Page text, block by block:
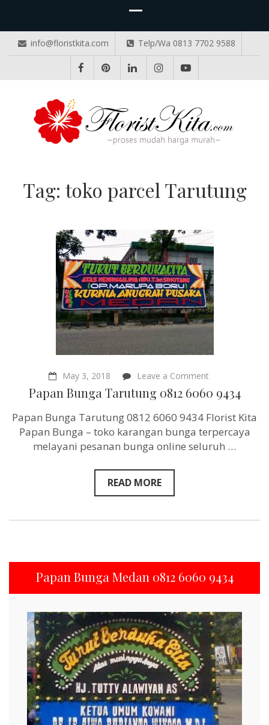
info@floristkita.com Telp/Wa 0813 7702 9588
Tag: toko parcel Tarutung
May 3, 2018 Leave a Commenton
Bunga
0812
9434
Papan Bunga Tarutung 0812 6060 9434
Papan Bunga Tarutung 0812 6060 9434 Florist Kita
Papan Bunga – toko karangan bunga terpercaya
melayani pesanan bunga online seluruh …
READ MORE
Papan Bunga Medan 0812 6060 9434